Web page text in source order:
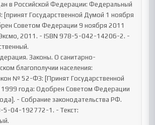
в Российской Федерации: Федеральный
Государственной Думой 1 ноября
Советом Федерации 9 ноября 2011
2011. - ISBN 978-5-042-14206-2. -
Законы. О санитарно-
благополучии населения:
№ 52-ФЗ: [Принят Государственной
года: Одобрен Советом Федерации
- Собрание законодательства РФ.
5-04-192772-1. - Текст: